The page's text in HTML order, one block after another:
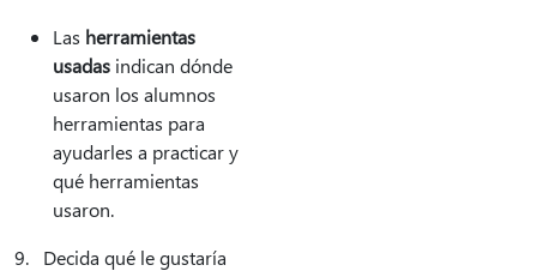
Las herramientas
usadas indican dónde
usaron los alumnos
herramientas para
ayudarles a practicar y
qué herramientas
usaron.
9. Decida qué le gustaría